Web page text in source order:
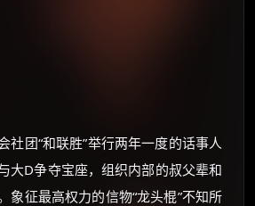
社团“和联胜”举行两年一度的话事人
大D争夺宝座，组织内部的叔父辈和
象征最高权力的信物“龙头棍”不知所
☕